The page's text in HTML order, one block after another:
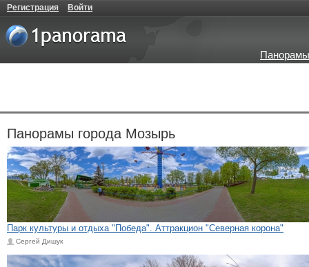
Регистрация Войти
Панорамы города Мозырь
Парк культуры и отдыха "Победа". Аттракцион "Северная корона"
Сергей Дишук